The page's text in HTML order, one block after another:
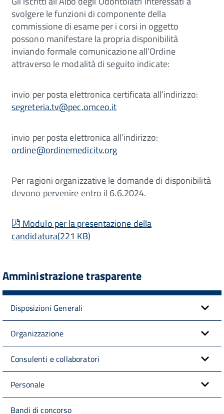
svolgere le funzioni di componente della
commissione di esame per i corsi in oggetto
possono manifestare la propria disponibilità
inviando formale comunicazione all’Ordine
attraverso le modalità di seguito indicate:
invio per posta elettronica certificata all’indirizzo:
segreteria.tv@pec.omceo.it
invio per posta elettronica all’indirizzo:
ordine@ordinemedicitv.org
Per ragioni organizzative le domande di disponibilità
devono pervenire entro il 6.6.2024.
pdf
Modulo per la presentazione della
candidatura(221 KB)
Amministrazione trasparente
Disposizioni Generali
Organizzazione
Consulenti e collaboratori
Personale
Bandi di concorso